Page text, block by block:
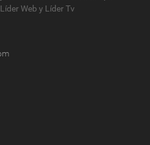
Web y Líder Tv